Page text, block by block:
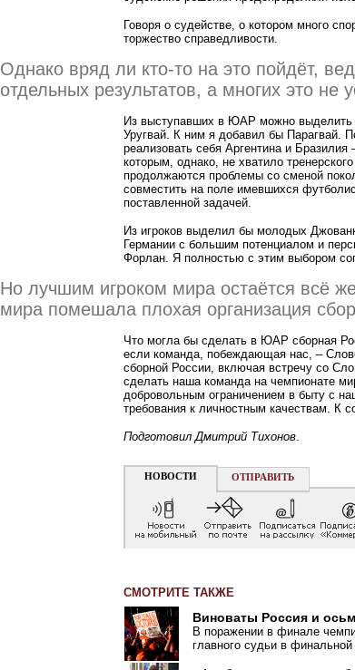
Говоря о судействе, о котором много
торжество справедливости.
Однако вряд ли кто-то на это пойдёт,
отдельных результатов, а многих это не
Из выступавших в ЮАР можно
Уругвай. К ним я добавил бы Парагвай.
реализовать себя Аргентина и
которым, однако, не хватило
продолжаются проблемы со сменой
совместить на поле имевшихся
поставленной задачей.
Из игроков выделил бы молодых
Германии с большим потенциалом и
Форлан. Я полностью с этим выбором
Но лучшим игроком мира остаётся всё
мира помешала плохая организация
Что могла бы сделать в ЮАР сборная
если команда, побеждающая нас, –
сборной России, включая встречу со
сделать наша команда на чемпионате
добровольным ограничением в быту с
требования к личностным качествам. К
Подготовил Дмитрий Тихонов.
НОВОСТИ ОТПРАВИТЬ
СМОТРИТЕ ТАКЖЕ
Виноваты Россия и
В поражении в финале
главного судьи в финальной